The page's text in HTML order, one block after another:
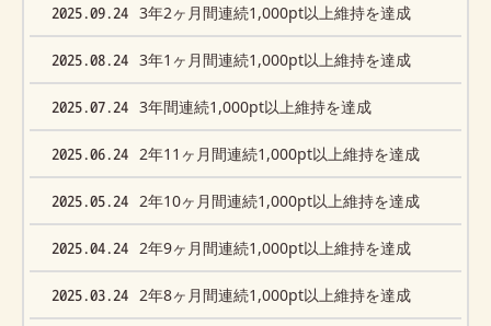
2025.09.24 3年2ヶ月間連続1,000pt以上維持を達成
2025.08.24 3年1ヶ月間連続1,000pt以上維持を達成
2025.07.24 3年間連続1,000pt以上維持を達成
2025.06.24 2年11ヶ月間連続1,000pt以上維持を達成
2025.05.24 2年10ヶ月間連続1,000pt以上維持を達成
2025.04.24 2年9ヶ月間連続1,000pt以上維持を達成
2025.03.24 2年8ヶ月間連続1,000pt以上維持を達成